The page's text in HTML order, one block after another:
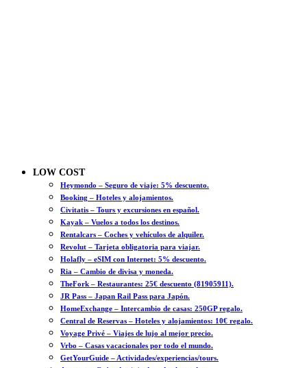
LOW COST
Heymondo – Seguro de viaje: 5% descuento.
Booking – Hoteles y alojamientos.
Civitatis – Tours y excursiones en español.
Kayak – Vuelos a todos los destinos.
Rentalcars – Coches y vehículos de alquiler.
Revolut – Tarjeta obligatoria para viajar.
Holafly – eSIM con Internet: 5% descuento.
Ria – Cambio de divisa y moneda.
TheFork – Restaurantes: 25€ descuento (81905911).
JR Pass – Japan Rail Pass para Japón.
HomeExchange – Intercambio de casas: 250GP regalo.
Central de Reservas – Hoteles y alojamientos: 10€ regalo.
Voyage Privé – Viajes de lujo al mejor precio.
Vrbo – Casas vacacionales por todo el mundo.
GetYourGuide – Actividades/experiencias/tours.